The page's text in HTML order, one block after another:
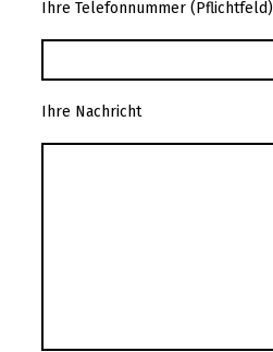
Ihre Telefonnummer (Pflichtfeld)
Ihre Nachricht